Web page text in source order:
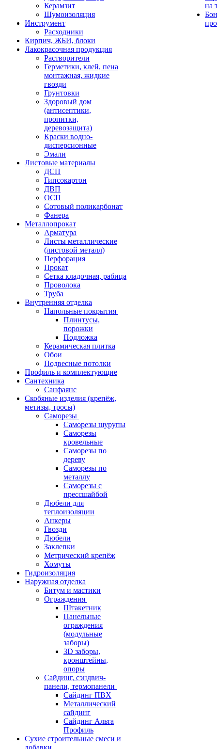
Керамзит
Шумоизоляция
Инструмент
Расходники
Кирпич, ЖБИ, блоки
Лакокрасочная продукция
Растворители
Герметики, клей, пена
монтажная, жидкие
гвозди
Грунтовки
Здоровый дом
(антисептики,
пропитки,
деревозащита)
Краски водно-
дисперсионные
Эмали
Листовые материалы
ДСП
Гипсокартон
ДВП
ОСП
Сотовый поликарбонат
Фанера
Металлопрокат
Арматура
Листы металлические
(листовой металл)
Перфорация
Прокат
Сетка кладочная, рабица
Проволока
Труба
Внутренняя отделка
Напольные покрытия
Плинтусы,
порожки
Подложка
Керамическая плитка
Обои
Подвесные потолки
Профиль и комплектующие
Сантехника
Санфаянс
Скобяные изделия (крепёж,
метизы, тросы)
Саморезы
Саморезы шурупы
Саморезы
кровельные
Саморезы по
дереву
Саморезы по
металлу
Саморезы с
прессшайбой
Дюбели для
теплоизоляции
Анкеры
Гвозди
Дюбели
Заклепки
Метрический крепёж
Хомуты
Гидроизоляция
Наружная отделка
Битум и мастики
Ограждения
Штакетник
Панельные
ограждения
(модульные
заборы)
3D заборы,
кронштейны,
опоры
Cайдинг, сэндвич-
панели, термопанели
Сайдинг ПВХ
Металлический
сайдинг
Сайдинг Альта
Профиль
Сухие строительные смеси и
добавки
на